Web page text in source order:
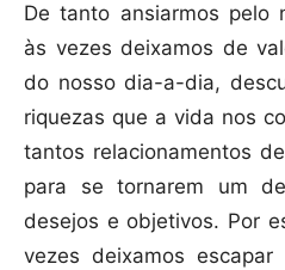
De tanto ansiarmos pelo
às vezes deixamos de
do nosso dia-a-dia,
riquezas que a vida nos
tantos relacionamentos
para se tornarem um
desejos e objetivos. Por
vezes deixamos